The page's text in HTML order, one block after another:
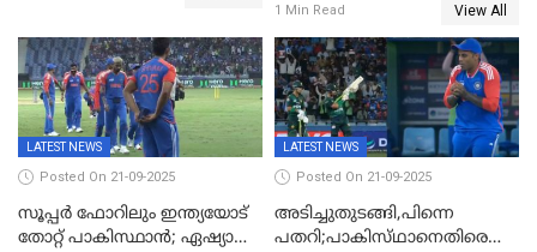
1 Min Read View All
LATEST NEWS
Posted On 21-09-2025
സൂപ്പർ ഫോറിലും ഇന്ത്യയോട്
തോറ്റ് പാകിസ്ഥാൻ; ഏഷ്യാ
LATEST NEWS
Posted On 21-09-2025
അടിച്ചുതുടങ്ങി,പിന്നെ
പതറി;പാകിസ്‌ഥാനെതിരെ